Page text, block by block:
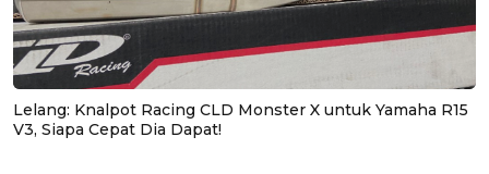
Lelang: Knalpot Racing CLD Monster X untuk Yamaha R15
V3, Siapa Cepat Dia Dapat!